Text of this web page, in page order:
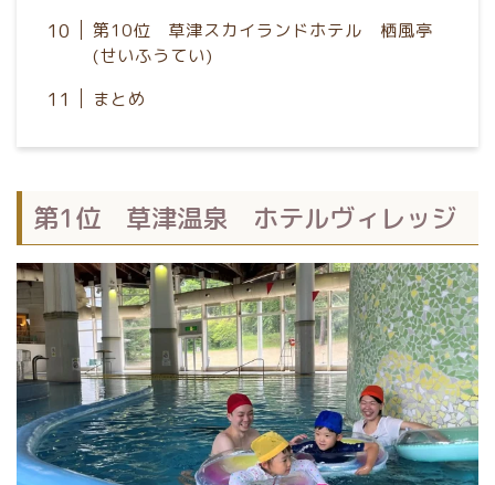
第10位 草津スカイランドホテル 栖風亭
(せいふうてい)
まとめ
第1位 草津温泉 ホテルヴィレッジ